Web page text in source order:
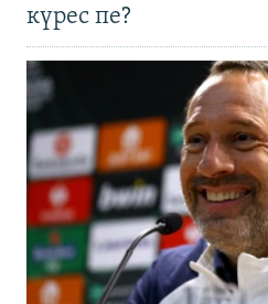
күрес пе?